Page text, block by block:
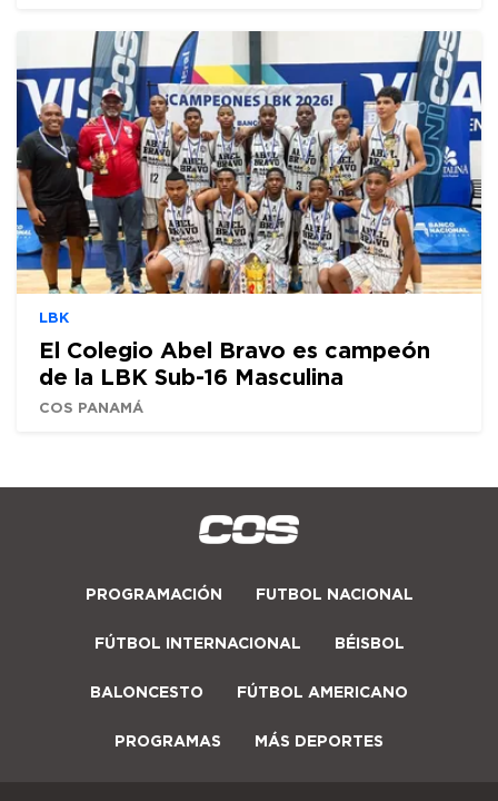
LBK
El Colegio Abel Bravo es campeón
de la LBK Sub-16 Masculina
COS PANAMÁ
PROGRAMACIÓN FUTBOL NACIONAL
FÚTBOL INTERNACIONAL BÉISBOL
BALONCESTO FÚTBOL AMERICANO
PROGRAMAS MÁS DEPORTES